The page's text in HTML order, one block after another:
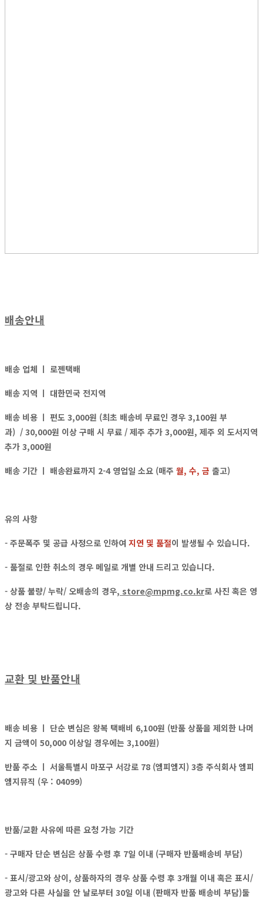
배송안내
배송 업체 ㅣ 로젠택배
배송 지역 ㅣ 대한민국 전지역
배송 비용 ㅣ 편도 3,000원 (최초 배송비 무료인 경우 3,100원 부
과) / 30,000원 이상 구매 시 무료 / 제주 추가 3,000원, 제주 외 도서지역
추가 3,000원
배송 기간 ㅣ 배송완료까지 2-4 영업일 소요 (매주 월, 수, 금 출고)
유의 사항
- 주문폭주 및 공급 사정으로 인하여 지연 및 품절이 발생될 수 있습니다.
- 품절로 인한 취소의 경우 메일로 개별 안내 드리고 있습니다.
- 상품 불량/ 누락/ 오배송의 경우, store@mpmg.co.kr로 사진 혹은 영
상 전송 부탁드립니다.
교환 및 반품안내
배송 비용 ㅣ 단순 변심은 왕복 택배비 6,100원 (반품 상품을 제외한 나머
지 금액이 50,000 이상일 경우에는 3,100원)
반품 주소 ㅣ 서울특별시 마포구 서강로 78 (엠피엠지) 3층 주식회사 엠피
엠지뮤직 (우 : 04099)
반품/교환 사유에 따른 요청 가능 기간
- 구매자 단순 변심은 상품 수령 후 7일 이내 (구매자 반품배송비 부담)
- 표시/광고와 상이, 상품하자의 경우 상품 수령 후 3개월 이내 혹은 표시/
광고와 다른 사실을 안 날로부터 30일 이내 (판매자 반품 배송비 부담)둘